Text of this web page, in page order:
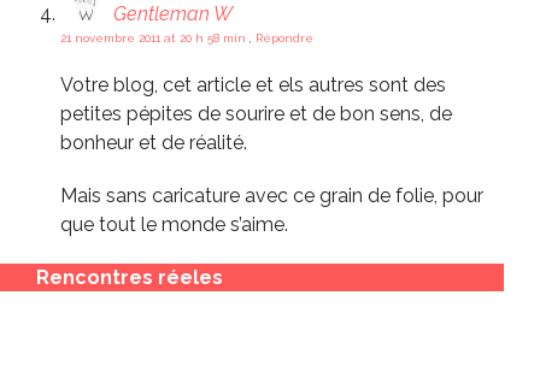
Gentleman W
21 novembre 2011 at 20 h 58 min Répondre
Votre blog, cet article et els autres sont des
petites pépites de sourire et de bon sens, de
bonheur et de réalité.
Mais sans caricature avec ce grain de folie, pour
que tout le monde s’aime.
Rencontres réeles